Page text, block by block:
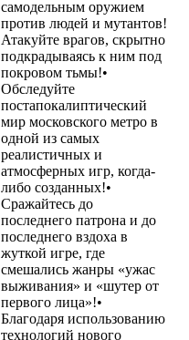
самодельным оружием
против людей и мутантов!
Атакуйте врагов, скрытно
подкрадываясь к ним под
покровом тьмы!•
Обследуйте
постапокалиптический
мир московского метро в
одной из самых
реалистичных и
атмосферных игр, когда-
либо созданных!•
Сражайтесь до
последнего патрона и до
последнего вздоха в
жуткой игре, где
смешались жанры «ужас
выживания» и «шутер от
первого лица»!•
Благодаря использованию
технологий нового